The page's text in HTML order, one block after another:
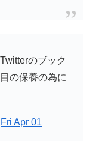
のブック
の保養の為に
Fri Apr 01